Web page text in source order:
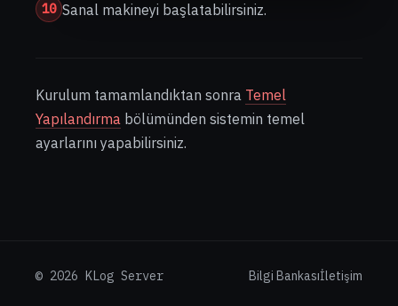
10 Sanal makineyi başlatabilirsiniz.
Kurulum tamamlandıktan sonra Temel
Yapılandırma bölümünden sistemin temel
ayarlarını yapabilirsiniz.
© 2026 KLog Server Bilgi Bankasıİletişim